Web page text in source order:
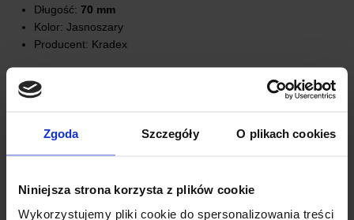
Zgoda Szczegóły O plikach cookies
Niniejsza strona korzysta z plików cookie
Wykorzystujemy pliki cookie do spersonalizowania treści
Długość: 70 mm
Kolor: Jasnoszary
Producent: Kradex